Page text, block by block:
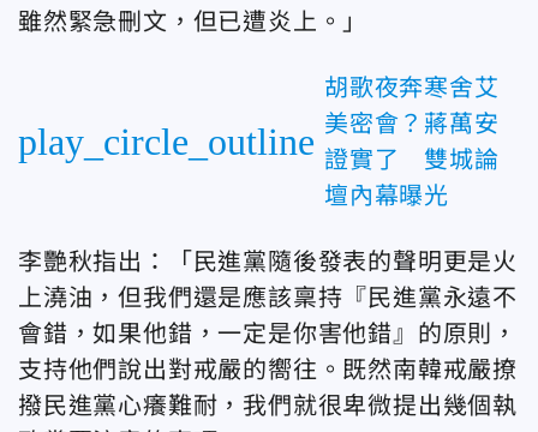
雖然緊急刪文，但已遭炎上。」
play_circle_outline
胡歌夜奔寒舍艾
美密會？蔣萬安
證實了 雙城論
壇內幕曝光
李艷秋指出：「民進黨隨後發表的聲明更是火
上澆油，但我們還是應該稟持『民進黨永遠不
會錯，如果他錯，一定是你害他錯』的原則，
支持他們說出對戒嚴的嚮往。既然南韓戒嚴撩
撥民進黨心癢難耐，我們就很卑微提出幾個執